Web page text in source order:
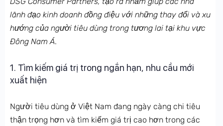
lãnh đạo kinh doanh đồng điệu với những thay đổi và xu
hướng của người tiêu dùng trong tương lai tại khu vực
Đông Nam Á.
1. Tìm kiếm giá trị trong ngắn hạn, nhu cầu mới
xuất hiện
Người tiêu dùng ở Việt Nam đang ngày càng chi tiêu
thận trọng hơn và tìm kiếm giá trị cao hơn trong các